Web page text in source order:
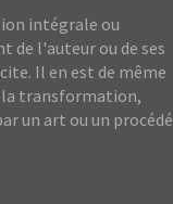
intégrale ou
de l'auteur ou de ses
Il en est de même
transformation,
un art ou un procédé